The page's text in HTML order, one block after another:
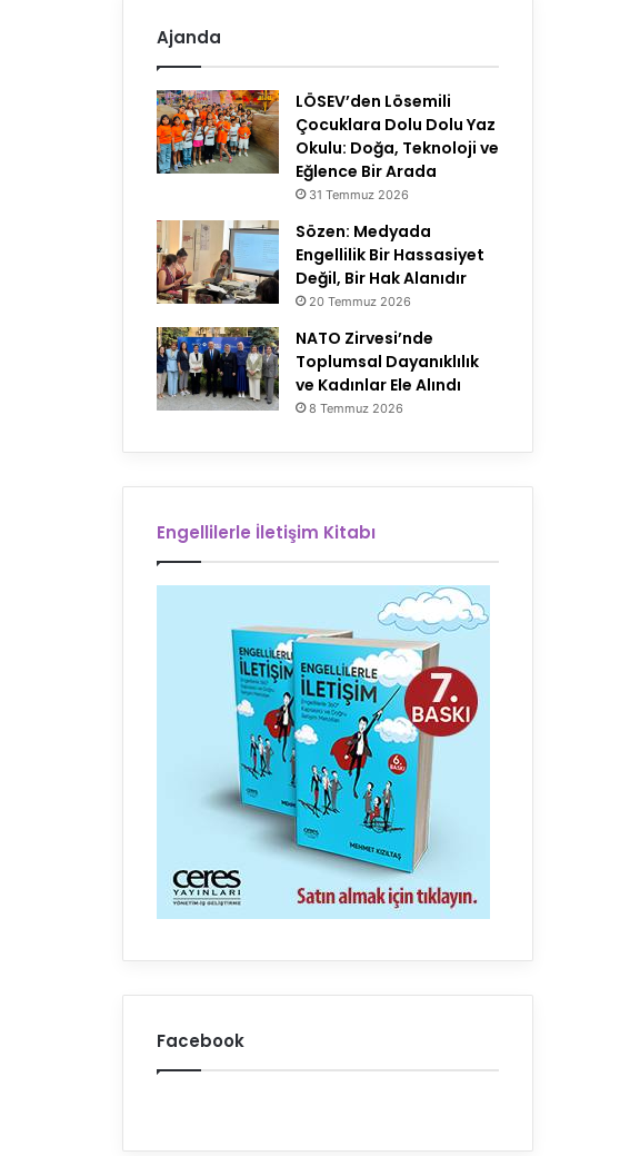
Ajanda
LÖSEV’den Lösemili
Çocuklara Dolu Dolu Yaz
Okulu: Doğa, Teknoloji ve
Eğlence Bir Arada
31 Temmuz 2026
Sözen: Medyada
Engellilik Bir Hassasiyet
Değil, Bir Hak Alanıdır
20 Temmuz 2026
NATO Zirvesi’nde
Toplumsal Dayanıklılık
ve Kadınlar Ele Alındı
8 Temmuz 2026
Engellilerle İletişim Kitabı
Facebook